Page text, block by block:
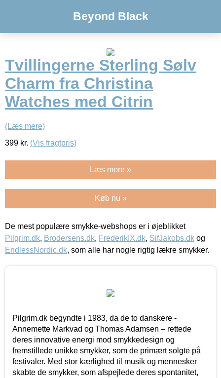
Beyond Black
Tvillingerne Sterling Sølv
Charm fra Christina
Watches med Citrin
(Læs mere)
399 kr. (Vis fragtpris)
Læs mere »
Køb nu »
De mest populære smykke-webshops er i øjeblikket
Pilgrim.dk, Brodersens.dk, FrederikIX.dk, SifJakobs.dk og
EndlessNordic.dk, som alle har nogle rigtig lækre smykker.
Pilgrim.dk begyndte i 1983, da de to danskere -
Annemette Markvad og Thomas Adamsen – rettede
deres innovative energi mod smykkedesign og
fremstillede unikke smykker, som de primært solgte på
festivaler. Med stor kærlighed til musik og mennesker
skabte de smykker, som afspejlede deres spontanitet,